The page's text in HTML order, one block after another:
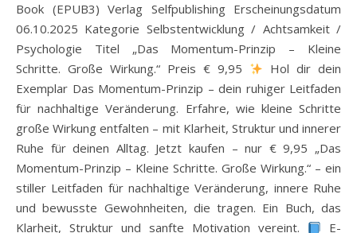
Book (EPUB3) Verlag Selfpublishing Erscheinungsdatum
06.10.2025 Kategorie Selbstentwicklung / Achtsamkeit /
Psychologie Titel „Das Momentum-Prinzip – Kleine
Schritte. Große Wirkung.“ Preis € 9,95
Hol dir dein
Exemplar Das Momentum-Prinzip – dein ruhiger Leitfaden
für nachhaltige Veränderung. Erfahre, wie kleine Schritte
große Wirkung entfalten – mit Klarheit, Struktur und innerer
Ruhe für deinen Alltag. Jetzt kaufen – nur € 9,95 „Das
Momentum-Prinzip – Kleine Schritte. Große Wirkung.“ – ein
stiller Leitfaden für nachhaltige Veränderung, innere Ruhe
und bewusste Gewohnheiten, die tragen. Ein Buch, das
Klarheit, Struktur und sanfte Motivation vereint.
E-